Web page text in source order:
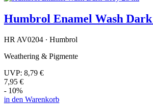
Humbrol Enamel Wash
HR AV0204 · Humbrol
Weathering & Pigmente
UVP: 8,79 €
7,95 €
- 10%
in den Warenkorb